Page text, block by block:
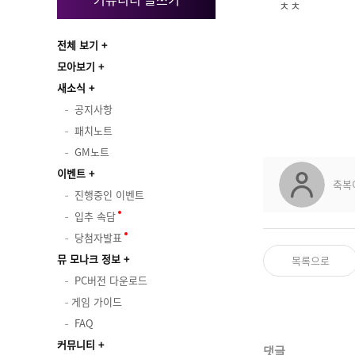
전체 보기
모아보기
새소식
공지사항
패치노트
GM노트
이벤트
진행중인 이벤트
입추 속담
당첨자발표
뮤 모나크 정보
PC버전 다운로드
게임 가이드
FAQ
커뮤니티
ㅊㅊ
축복
목록으로
댓글